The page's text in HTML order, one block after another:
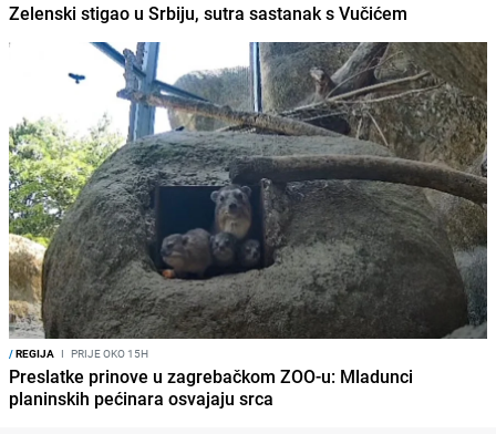
Zelenski stigao u Srbiju, sutra sastanak s Vučićem
/REGIJA I PRIJE OKO 15H
Preslatke prinove u zagrebačkom ZOO-u: Mladunci
planinskih pećinara osvajaju srca